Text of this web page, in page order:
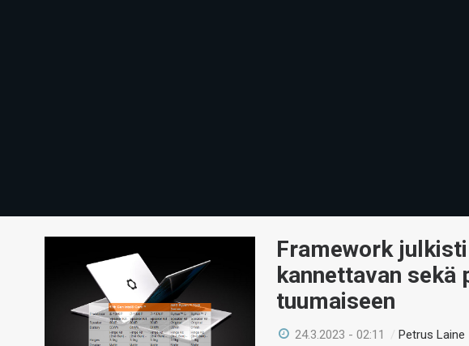
Framework
kannettavan sekä
tuumaiseen
24.3.2023 - 02:11 /Petrus Laine